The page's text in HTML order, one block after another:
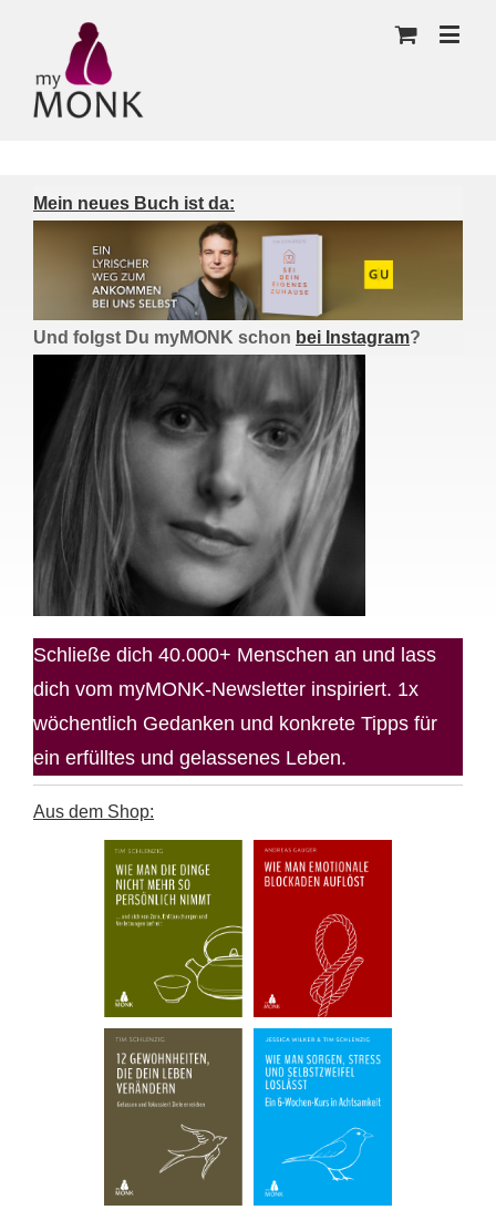
Mein neues Buch ist da:
Und folgst Du myMONK schon bei Instagram?
Schließe dich 40.000+ Menschen an und lass
dich vom myMONK-Newsletter inspiriert. 1x
wöchentlich Gedanken und konkrete Tipps für
ein erfülltes und gelassenes Leben.
Aus dem Shop: